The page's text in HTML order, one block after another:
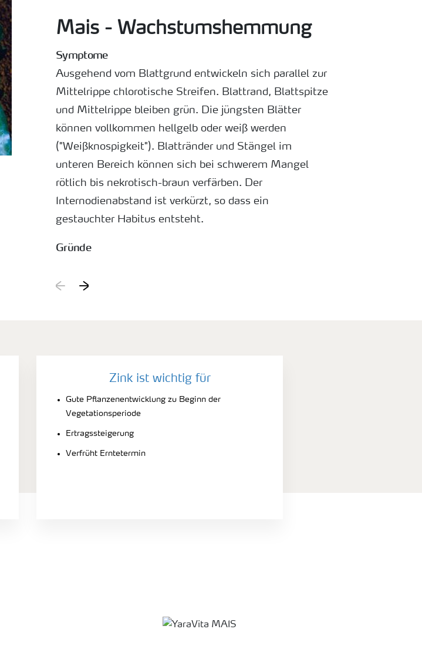
Mais - Wachstumshemmung
Symptome
Ausgehend vom Blattgrund entwickeln sich parallel zur
Mittelrippe chlorotische Streifen. Blattrand, Blattspitze
und Mittelrippe bleiben grün. Die jüngsten Blätter
können vollkommen hellgelb oder weiß werden
("Weißknospigkeit"). Blattränder und Stängel im
unteren Bereich können sich bei schwerem Mangel
rötlich bis nekrotisch-braun verfärben. Der
Internodienabstand ist verkürzt, so dass ein
gestauchter Habitus entsteht.
Gründe
Mangel schmaler und der Bestand ist nicht wüchsig.
Zink ist wichtig für
Gute Pflanzenentwicklung zu Beginn der
Vegetationsperiode
Ertragssteigerung
Verfrüht Erntetermin